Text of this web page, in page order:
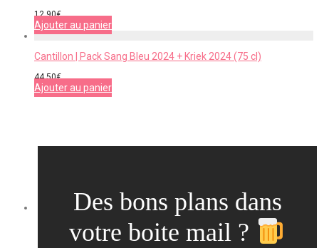
12,90€
Ajouter au panier
Cantillon | Pack Sang Bleu 2024 + Kriek 2024 (75 cl)
44,50€
Ajouter au panier
Des bons plans dans
votre boite mail ?